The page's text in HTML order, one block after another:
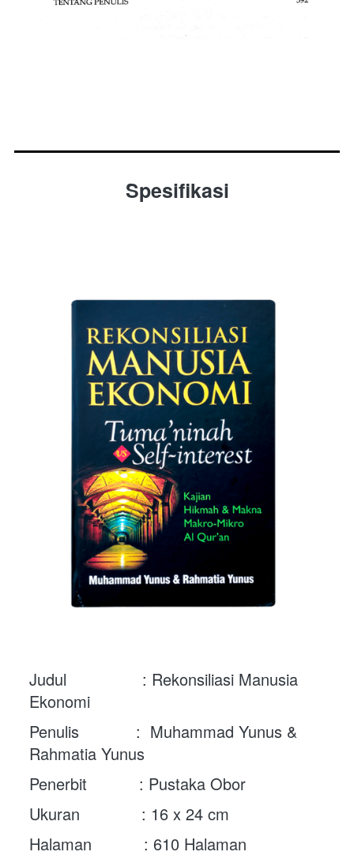
Spesifikasi
Judul                : Rekonsiliasi Manusia
Ekonomi
Penulis            :  Muhammad Yunus &
Rahmatia Yunus
Penerbit           : Pustaka Obor
Ukuran             : 16 x 24 cm
Halaman           : 610 Halaman